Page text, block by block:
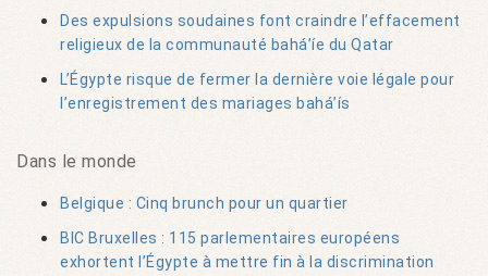
Des expulsions soudaines font craindre l’effacement
religieux de la communauté bahá’íe du Qatar
L’Égypte risque de fermer la dernière voie légale pour
l’enregistrement des mariages bahá’ís
Dans le monde
Belgique : Cinq brunch pour un quartier
BIC Bruxelles : 115 parlementaires européens
exhortent l’Égypte à mettre fin à la discrimination